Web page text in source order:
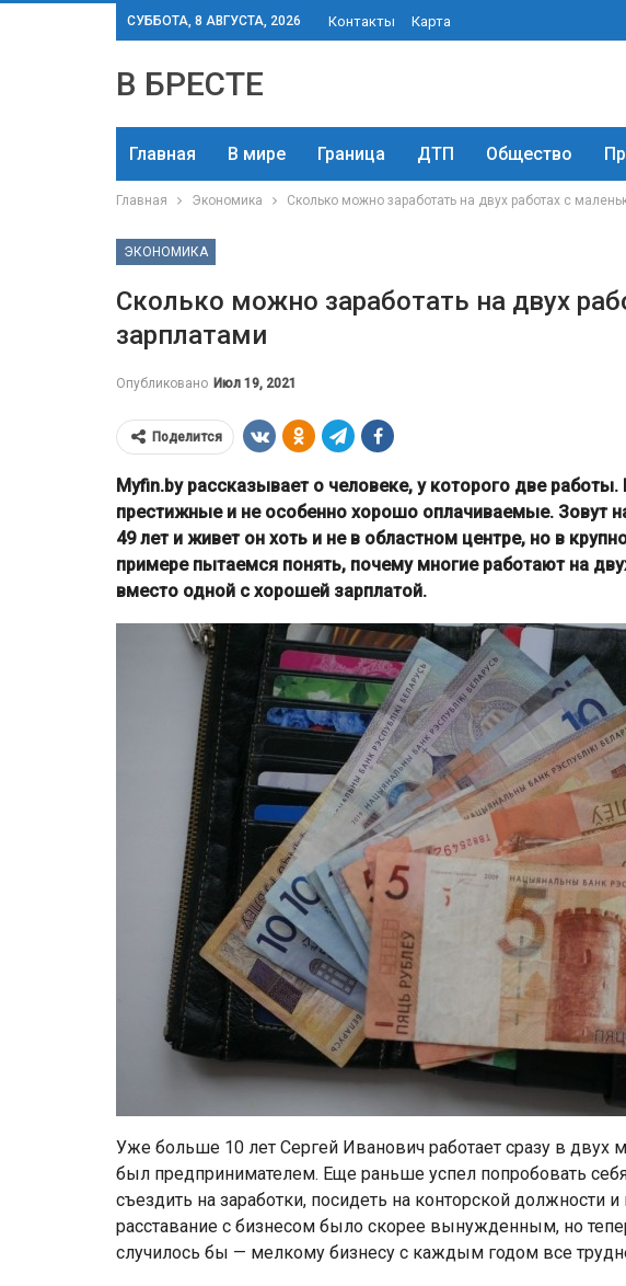
СУББОТА, 8 АВГУСТА, 2026 Контакты Карта
В БРЕСТЕ
Главная В мире Граница ДТП Общество
Главная Экономика Сколько можно заработать на двух работах с
ЭКОНОМИКА
Сколько можно заработать на двух
зарплатами
Опубликовано Июл 19, 2021
Поделится
Myfin.by рассказывает о человеке, у которого две
престижные и не особенно хорошо оплачиваемые. Зовут
49 лет и живет он хоть и не в областном центре, но в
примере пытаемся понять, почему многие работают на
вместо одной с хорошей зарплатой.
Уже больше 10 лет Сергей Иванович работает сразу в двух
был предпринимателем. Еще раньше успел попробовать
съездить на заработки, посидеть на конторской должности и
расставание с бизнесом было скорее вынужденным, но
случилось бы — мелкому бизнесу с каждым годом все